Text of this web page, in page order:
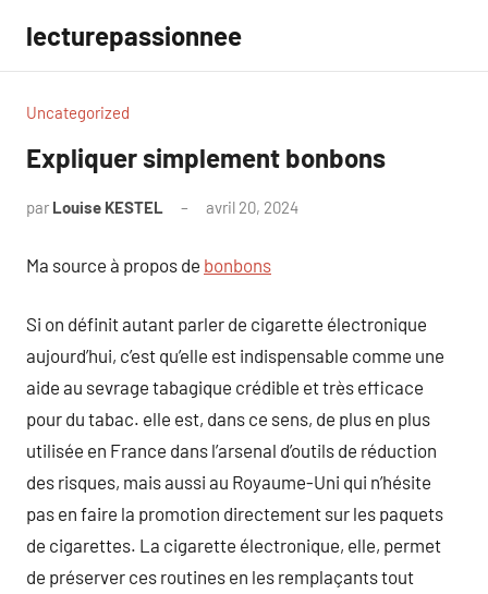
contenu
lecturepassionnee
Uncategorized
Expliquer simplement bonbons
par Louise KESTEL avril 20, 2024
Ma source à propos de bonbons
Si on définit autant parler de cigarette électronique
aujourd’hui, c’est qu’elle est indispensable comme une
aide au sevrage tabagique crédible et très efficace
pour du tabac. elle est, dans ce sens, de plus en plus
utilisée en France dans l’arsenal d’outils de réduction
des risques, mais aussi au Royaume-Uni qui n’hésite
pas en faire la promotion directement sur les paquets
de cigarettes. La cigarette électronique, elle, permet
de préserver ces routines en les remplaçants tout